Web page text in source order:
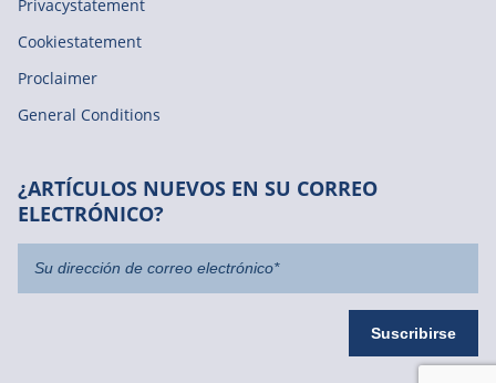
Privacystatement
Cookiestatement
Proclaimer
General Conditions
¿ARTÍCULOS NUEVOS EN SU CORREO
ELECTRÓNICO?